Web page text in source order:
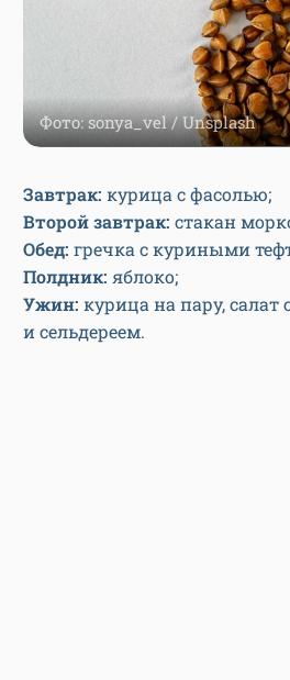
Фото: sonya_vel / Unsplash
Завтрак: курица с фасолью;
Второй завтрак: стакан
Обед: гречка с куриными
Полдник: яблоко;
Ужин: курица на пару, салат
и сельдереем.